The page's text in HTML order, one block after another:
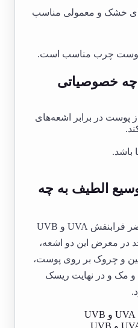
خشک و معمولی مناسب
پوست چرب مناسب است.
خصوصیاتی
پوست در برابر اشعه‌های
باشد.
الطیف به چه
نور خورشید دو نوع اشعه مضر فرابنفش UVA و UVB
در معرض این دو اشعه،
و چروک بر روی پوست،
مک و در نهایت ریسک